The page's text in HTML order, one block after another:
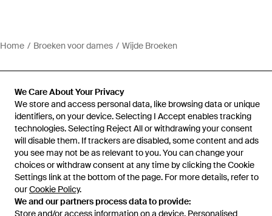
We Care About Your Privacy
We store and access personal data, like browsing data or unique
identifiers, on your device. Selecting I Accept enables tracking
technologies. Selecting Reject All or withdrawing your consent
will disable them. If trackers are disabled, some content and ads
you see may not be as relevant to you. You can change your
choices or withdraw consent at any time by clicking the Cookie
Settings link at the bottom of the page. For more details, refer to
ourCookie Policy.
We and our partners process data to provide:
Store and/or access information on a device. Personalised
Home Broeken voor dames Wijde Broeken
Hulp en informatie